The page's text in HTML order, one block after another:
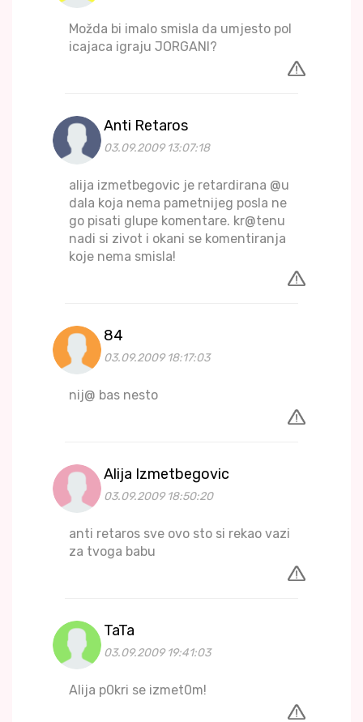
Možda bi imalo smisla da umjesto pol
icajaca igraju JORGANI?
Anti Retaros
03.09.2009 13:07:18
alija izmetbegovic je retardirana @u
dala koja nema pametnijeg posla ne
go pisati glupe komentare. kr@tenu
nadi si zivot i okani se komentiranja
koje nema smisla!
84
03.09.2009 18:17:03
nij@ bas nesto
Alija Izmetbegovic
03.09.2009 18:50:20
anti retaros sve ovo sto si rekao vazi
za tvoga babu
TaTa
03.09.2009 19:41:03
Alija p0kri se izmet0m!